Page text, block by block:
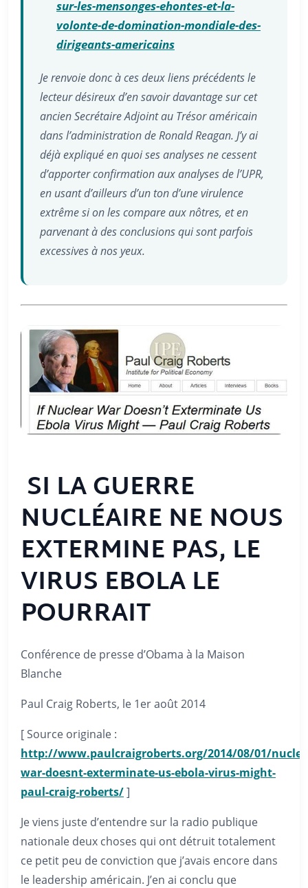
sur-les-mensonges-ehontes-et-la-
volonte-de-domination-mondiale-des-
dirigeants-americains
Je renvoie donc à ces deux liens précédents le
lecteur désireux d’en savoir davantage sur cet
ancien Secrétaire Adjoint au Trésor américain
dans l’administration de Ronald Reagan. J’y ai
déjà expliqué en quoi ses analyses ne cessent
d’apporter confirmation aux analyses de l’UPR,
en usant d’ailleurs d’un ton d’une virulence
extrême si on les compare aux nôtres, et en
parvenant à des conclusions qui sont parfois
excessives à nos yeux.
SI LA GUERRE
NUCLÉAIRE NE NOUS
EXTERMINE PAS, LE
VIRUS EBOLA LE
POURRAIT
Conférence de presse d’Obama à la Maison
Blanche
Paul Craig Roberts, le 1er août 2014
[ Source originale :
http://www.paulcraigroberts.org/2014/08/01/
war-doesnt-exterminate-us-ebola-virus-might-
paul-craig-roberts/]
Je viens juste d’entendre sur la radio publique
nationale deux choses qui ont détruit totalement
ce petit peu de conviction que j’avais encore dans
le leadership américain. J’en ai conclu que